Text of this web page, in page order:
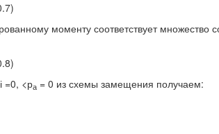
моменту соответствует множество
=0, <ра = 0 из схемы замещения получаем: